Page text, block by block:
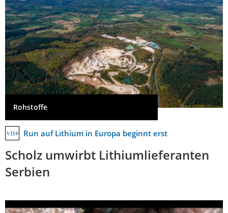
Rohstoffe
Run auf Lithium in Europa beginnt erst
Scholz umwirbt Lithiumlieferanten
Serbien